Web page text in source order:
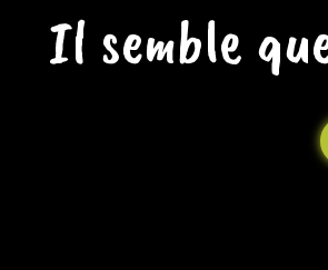
Il semble